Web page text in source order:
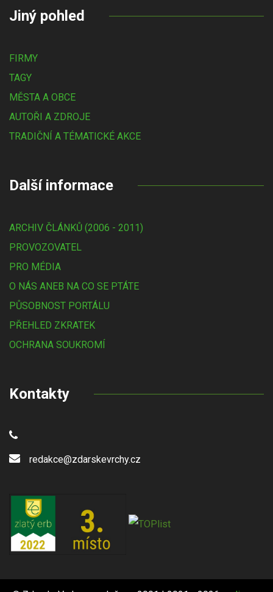
Jiný pohled
FIRMY
TAGY
MĚSTA A OBCE
AUTOŘI A ZDROJE
TRADIČNÍ A TÉMATICKÉ AKCE
Další informace
ARCHIV ČLÁNKŮ (2006 - 2011)
PROVOZOVATEL
PRO MÉDIA
O NÁS ANEB NA CO SE PTÁTE
PŮSOBNOST PORTÁLU
PŘEHLED ZKRATEK
OCHRANA SOUKROMÍ
Kontakty
redakce@zdarskevrchy.cz